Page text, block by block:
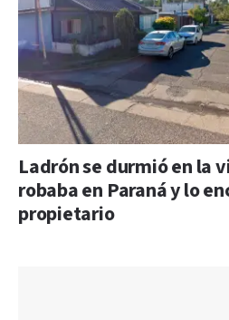
Ladrón se durmió en la
robaba en Paraná y lo
propietario